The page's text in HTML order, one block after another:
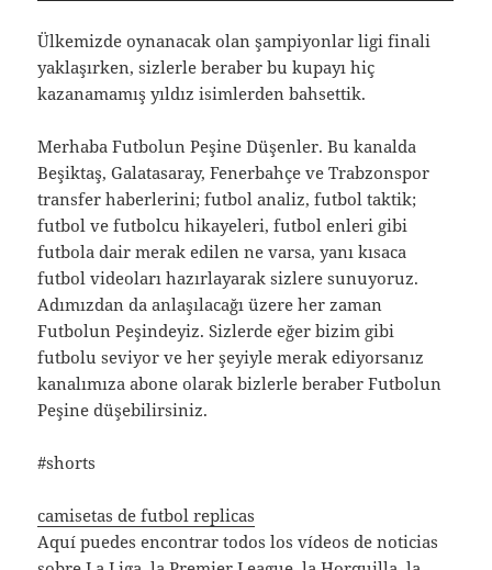
Ülkemizde oynanacak olan şampiyonlar ligi finali
yaklaşırken, sizlerle beraber bu kupayı hiç
kazanamamış yıldız isimlerden bahsettik.
Merhaba Futbolun Peşine Düşenler. Bu kanalda
Beşiktaş, Galatasaray, Fenerbahçe ve Trabzonspor
transfer haberlerini; futbol analiz, futbol taktik;
futbol ve futbolcu hikayeleri, futbol enleri gibi
futbola dair merak edilen ne varsa, yanı kısaca
futbol videoları hazırlayarak sizlere sunuyoruz.
Adımızdan da anlaşılacağı üzere her zaman
Futbolun Peşindeyiz. Sizlerde eğer bizim gibi
futbolu seviyor ve her şeyiyle merak ediyorsanız
kanalımıza abone olarak bizlerle beraber Futbolun
Peşine düşebilirsiniz.
#shorts
camisetas de futbol replicas
Aquí puedes encontrar todos los vídeos de noticias